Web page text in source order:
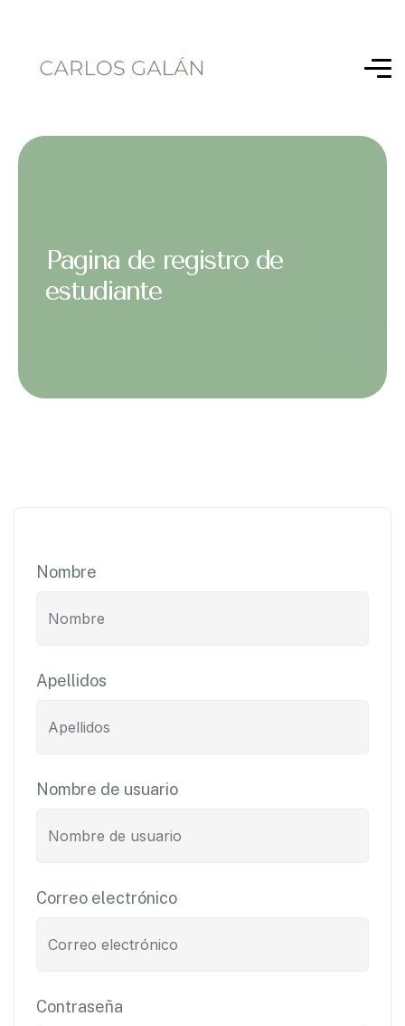
Pagina de registro de
estudiante
Nombre
Apellidos
Nombre de usuario
Correo electrónico
Contraseña